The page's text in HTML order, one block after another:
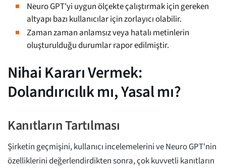
Neuro GPT'yi uygun ölçekte çalıştırmak için gereken
altyapı bazı kullanıcılar için zorlayıcı olabilir.
Zaman zaman anlamsız veya hatalı metinlerin
oluşturulduğu durumlar rapor edilmiştir.
Nihai Kararı Vermek:
Dolandırıcılık mı, Yasal mı?
Kanıtların Tartılması
Şirketin geçmişini, kullanıcı incelemelerini ve Neuro GPT'nin
özelliklerini değerlendirdikten sonra, çok kuvvetli kanıtların